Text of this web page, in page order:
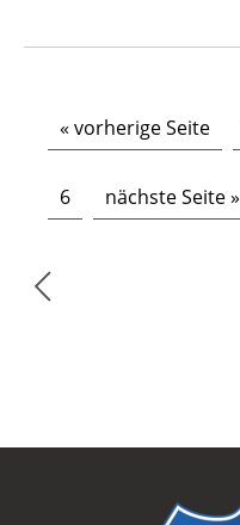
« vorherige Seite
6 nächste Seite »